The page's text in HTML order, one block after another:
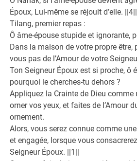
Époux, Lui-même se réjouit d’elle.
Tilang, premier repas :
Ô âme-épouse stupide et ignorante,
Dans la maison de votre propre être,
vous pas de l’Amour de votre
Ton Seigneur Époux est si proche, ô
pourquoi le cherches-tu dehors ?
Appliquez la Crainte de Dieu
orner vos yeux, et faites de l’Amour
ornement.
Alors, vous serez connue comme
et engagée, lorsque vous
Seigneur Époux. ||1||